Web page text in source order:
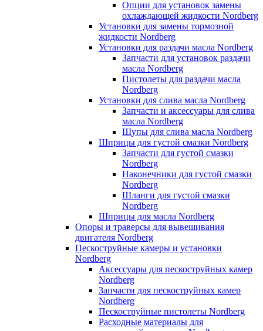
Опции для установок замены
охлаждающей жидкости Nordberg
Установки для замены тормозной
жидкости Nordberg
Установки для раздачи масла Nordberg
Запчасти для установок раздачи
масла Nordberg
Пистолеты для раздачи масла
Nordberg
Установки для слива масла Nordberg
Запчасти и аксессуары для слива
масла Nordberg
Щупы для слива масла Nordberg
Шприцы для густой смазки Nordberg
Запчасти для густой смазки
Nordberg
Наконечники для густой смазки
Nordberg
Шланги для густой смазки
Nordberg
Шприцы для масла Nordberg
Опоры и траверсы для вывешивания
двигателя Nordberg
Пескоструйные камеры и установки
Nordberg
Аксессуары для пескоструйных камер
Nordberg
Запчасти для пескоструйных камер
Nordberg
Пескоструйные пистолеты Nordberg
Расходные материалы для